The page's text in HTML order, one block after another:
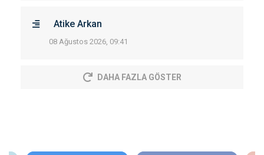
Atike Arkan
08 Ağustos 2026, 09:41
DAHA FAZLA GÖSTER